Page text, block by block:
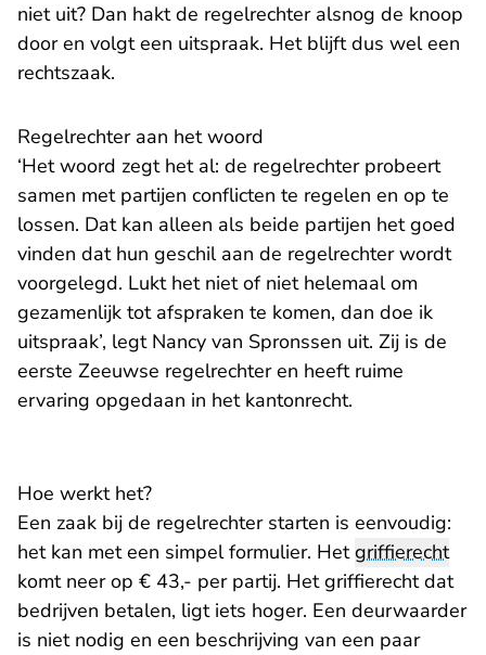
niet uit? Dan hakt de regelrechter alsnog de knoop
door en volgt een uitspraak. Het blijft dus wel een
rechtszaak.
Regelrechter aan het woord
‘Het woord zegt het al: de regelrechter probeert
samen met partijen conflicten te regelen en op te
lossen. Dat kan alleen als beide partijen het goed
vinden dat hun geschil aan de regelrechter wordt
voorgelegd. Lukt het niet of niet helemaal om
gezamenlijk tot afspraken te komen, dan doe ik
uitspraak’, legt Nancy van Spronssen uit. Zij is de
eerste Zeeuwse regelrechter en heeft ruime
ervaring opgedaan in het kantonrecht.
Hoe werkt het?
Een zaak bij de regelrechter starten is eenvoudig:
het kan met een simpel formulier. Hetgriffierecht
komt neer op € 43,- per partij. Het griffierecht dat
bedrijven betalen, ligt iets hoger. Een deurwaarder
is niet nodig en een beschrijving van een paar